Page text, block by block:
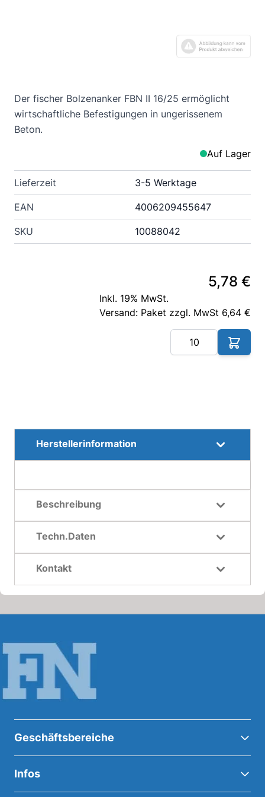
Der fischer Bolzenanker FBN II 16/25 ermöglicht
wirtschaftliche Befestigungen in ungerissenem
Beton.
Auf Lager
Lieferzeit 3-5 Werktage
EAN 4006209455647
SKU 10088042
5,78 €
Inkl. 19% MwSt.
Versand: Paket zzgl. MwSt 6,64 €
Herstellerinformation
Beschreibung
Techn.Daten
Kontakt
Geschäftsbereiche
Infos